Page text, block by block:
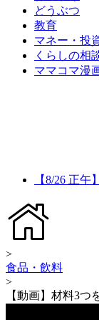
どうぶつ
教育
マネー・投
くらしの相
ママコマ漫
【8/26 正
>
食品・飲料
>
【動画】材料3